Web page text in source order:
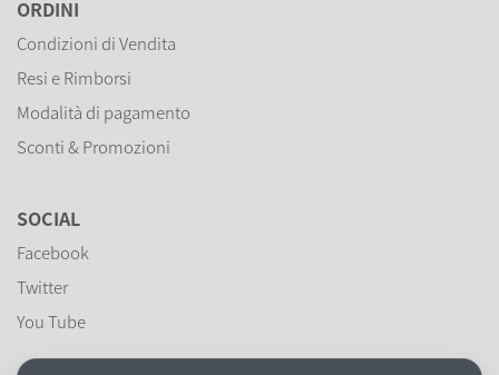
ORDINI
Condizioni di Vendita
Resi e Rimborsi
Modalità di pagamento
Sconti & Promozioni
SOCIAL
Facebook
Twitter
You Tube